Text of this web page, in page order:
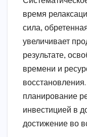
время
сила,
увеличивает
результате,
времени и
планирование
инвестицией в
достижение во